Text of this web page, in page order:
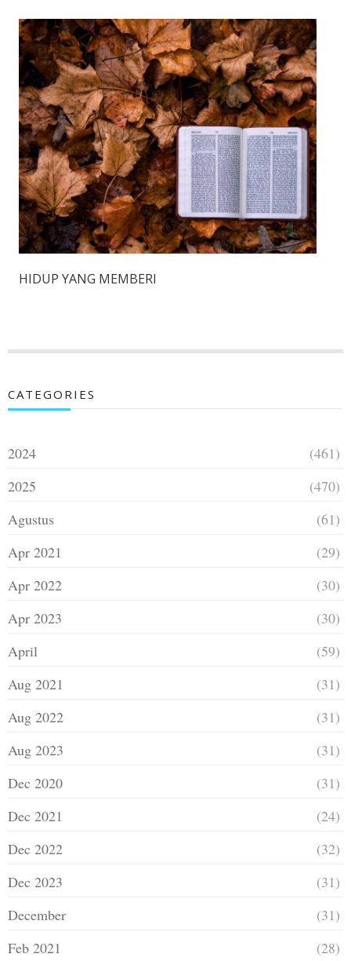
HIDUP YANG MEMBERI
CATEGORIES
2024
(461)
2025
(470)
Agustus
(61)
Apr 2021
(29)
Apr 2022
(30)
Apr 2023
(30)
April
(59)
Aug 2021
(31)
Aug 2022
(31)
Aug 2023
(31)
Dec 2020
(31)
Dec 2021
(24)
Dec 2022
(32)
Dec 2023
(31)
December
(31)
Feb 2021
(28)